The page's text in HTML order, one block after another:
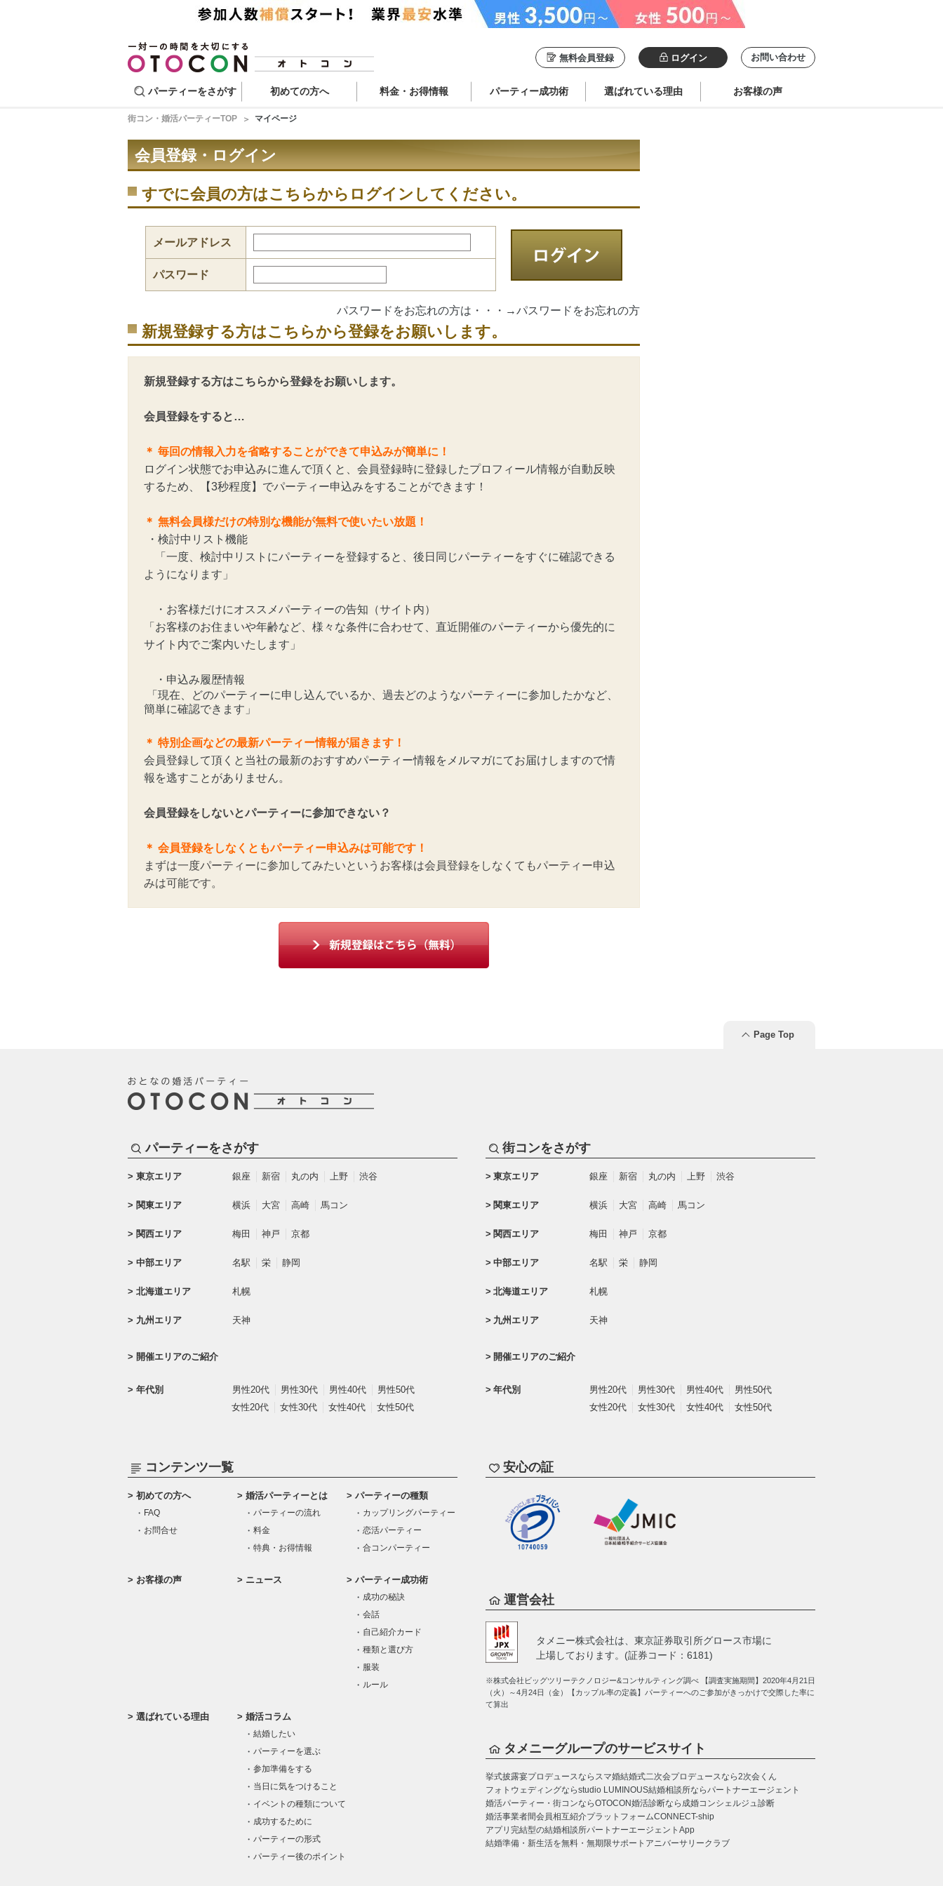
無料会員登録 ログイン お問い合わせ
パーティーをさがす 初めての方へ 料金・お得情報 パーティー成功術 選ばれている理由 お客様の声
街コン・婚活パーティーTOP マイページ
会員登録・ログイン
すでに会員の方はこちらからログインしてください。
メールアドレス
パスワード
パスワードをお忘れの方は・・・→パスワードをお忘れの方
新規登録する方はこちらから登録をお願いします。
新規登録する方はこちらから登録をお願いします。
会員登録をすると…
＊ 毎回の情報入力を省略することができて申込みが簡単に！
ログイン状態でお申込みに進んで頂くと、会員登録時に登録したプロフィール情報が自動反映
するため、【3秒程度】でパーティー申込みをすることができます！
＊ 無料会員様だけの特別な機能が無料で使いたい放題！
・検討中リスト機能
「一度、検討中リストにパーティーを登録すると、後日同じパーティーをすぐに確認できる
ようになります」
・お客様だけにオススメパーティーの告知（サイト内）
「お客様のお住まいや年齢など、様々な条件に合わせて、直近開催のパーティーから優先的に
サイト内でご案内いたします」
・申込み履歴情報
「現在、どのパーティーに申し込んでいるか、過去どのようなパーティーに参加したかなど、
簡単に確認できます」
＊ 特別企画などの最新パーティー情報が届きます！
会員登録して頂くと当社の最新のおすすめパーティー情報をメルマガにてお届けしますので情
報を逃すことがありません。
会員登録をしないとパーティーに参加できない？
＊ 会員登録をしなくともパーティー申込みは可能です！
まずは一度パーティーに参加してみたいというお客様は会員登録をしなくてもパーティー申込
みは可能です。
Page Top
パーティーをさがす
東京エリア 銀座 新宿 丸の内 上野 渋谷
関東エリア 横浜 大宮 高崎 馬コン
関西エリア 梅田 神戸 京都
中部エリア 名駅 栄 静岡
北海道エリア 札幌
九州エリア 天神
開催エリアのご紹介
年代別 男性20代 男性30代 男性40代
男性50代
女性20代
女性30代 女性40代 女性50代
街コンをさがす
東京エリア 銀座 新宿 丸の内 上野 渋谷
関東エリア 横浜 大宮 高崎 馬コン
関西エリア 梅田 神戸 京都
中部エリア 名駅 栄 静岡
北海道エリア 札幌
九州エリア 天神
開催エリアのご紹介
年代別 男性20代 男性30代 男性40代
男性50代
女性20代
女性30代 女性40代 女性50代
コンテンツ一覧
初めての方へ
FAQ
お問合せ
婚活パーティーとは
パーティーの流れ
料金
特典・お得情報
パーティーの種類
カップリングパーティー
恋活パーティー
合コンパーティー
お客様の声 ニュース パーティー成功術
成功の秘訣
会話
自己紹介カード
種類と選び方
服装
ルール
選ばれている理由 婚活コラム
結婚したい
パーティーを選ぶ
参加準備をする
当日に気をつけること
イベントの種類について
成功するために
パーティーの形式
パーティー後のポイント
安心の証
運営会社
タメニー株式会社は、 東京証券取引所グロース市場に
上場しております。(証券コード：6181)
※株式会社ビッグツリーテクノロジー&コンサルティング調べ 【調査実施期間】2020年4月21日
（火）～4月24日（金）【カップル率の定義】パーティーへのご参加がきっかけで交際した率に
て算出
タメニーグループのサービスサイト
挙式披露宴プロデュースならスマ婚結婚式二次会プロデュースなら2次会くん
フォトウェディングならstudio LUMINOUS結婚相談所ならパートナーエージェント
婚活パーティー・街コンならOTOCON婚活診断なら成婚コンシェルジュ診断
婚活事業者間会員相互紹介プラットフォームCONNECT-ship
アプリ完結型の結婚相談所パートナーエージェントApp
結婚準備・新生活を無料・無期限サポートアニバーサリークラブ